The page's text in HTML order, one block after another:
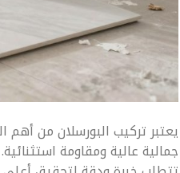
يعتبر تركيب البورسلان من أهم
جمالية عالية ومقاومة